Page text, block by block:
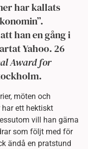
har kallats
han en gång i
Yahoo. 26
Award for
möten och
har ett hektiskt
vill han gärna
som följt med för
ändå en pratstund